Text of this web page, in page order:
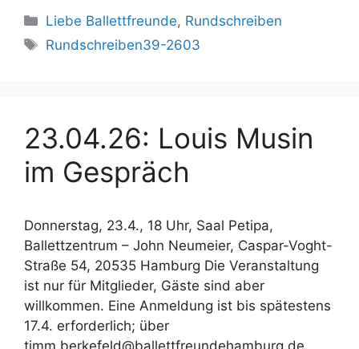
Kategorien
Liebe Ballettfreunde, Rundschreiben
Schlagwörter
Rundschreiben39-2603
23.04.26: Louis Musin
im Gespräch
Donnerstag, 23.4., 18 Uhr, Saal Petipa,
Ballettzentrum – John Neumeier, Caspar-Voght-
Straße 54, 20535 Hamburg Die Veranstaltung
ist nur für Mitglieder, Gäste sind aber
willkommen. Eine Anmeldung ist bis spätestens
17.4. erforderlich; über
timm.berkefeld@ballettfreundehamburg.de